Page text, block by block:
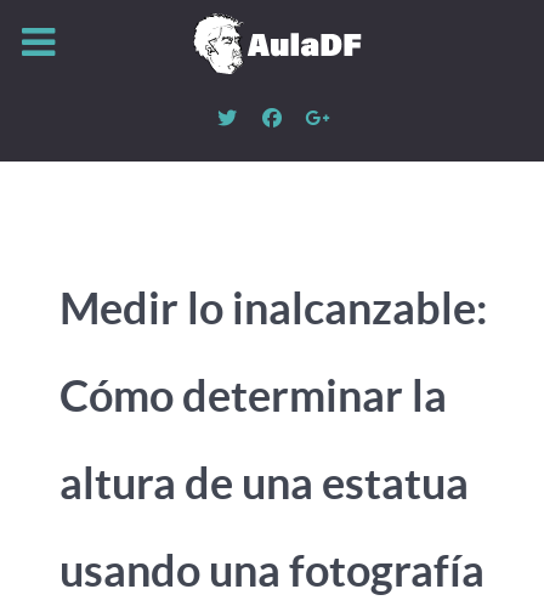
Medir lo inalcanzable:
Cómo determinar la
altura de una estatua
usando una fotografía